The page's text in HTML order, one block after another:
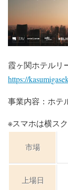
霞ヶ関ホテルリ
https://
事業内容：ホテ
※スマホは横ス
市場
上場日